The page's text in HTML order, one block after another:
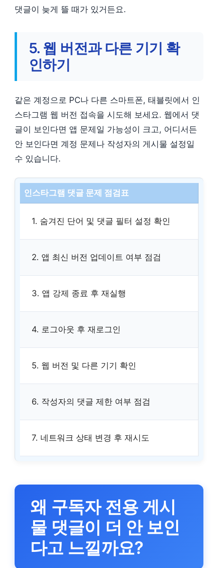
댓글이 늦게 뜰 때가 있거든요.
5. 웹 버전과 다른 기기 확
인하기
같은 계정으로 PC나 다른 스마트폰, 태블릿에서 인
스타그램 웹 버전 접속을 시도해 보세요. 웹에서 댓
글이 보인다면 앱 문제일 가능성이 크고, 어디서든
안 보인다면 계정 문제나 작성자의 게시물 설정일
수 있습니다.
인스타그램 댓글 문제 점검표
1. 숨겨진 단어 및 댓글 필터 설정 확인
2. 앱 최신 버전 업데이트 여부 점검
3. 앱 강제 종료 후 재실행
4. 로그아웃 후 재로그인
5. 웹 버전 및 다른 기기 확인
6. 작성자의 댓글 제한 여부 점검
7. 네트워크 상태 변경 후 재시도
왜 구독자 전용 게시
물 댓글이 더 안 보인
다고 느낄까요?